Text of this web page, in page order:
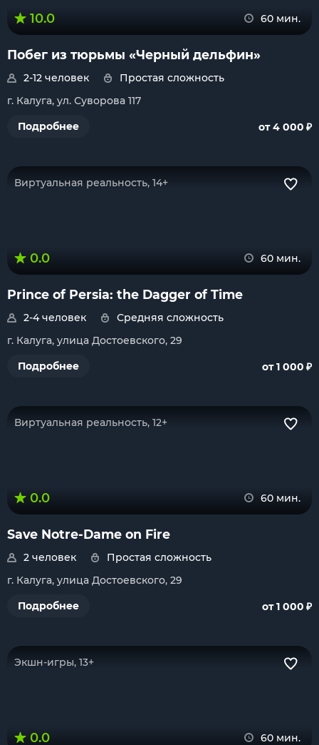
10.0 60 мин.
Побег из тюрьмы «Черный дельфин»
2-12 человек
Простая сложность
г. Калуга, ул. Суворова 117
Подробнее
от 4 000 ₽
Виртуальная реальность, 14+
0.0 60 мин.
Prince of Persia: the Dagger of Time
2-4 человек
Средняя сложность
г. Калуга, улица Достоевского, 29
Подробнее
от 1 000 ₽
Виртуальная реальность, 12+
0.0 60 мин.
Save Notre-Dame on Fire
2 человек
Простая сложность
г. Калуга, улица Достоевского, 29
Подробнее
от 1 000 ₽
Экшн-игры, 13+
0.0 60 мин.